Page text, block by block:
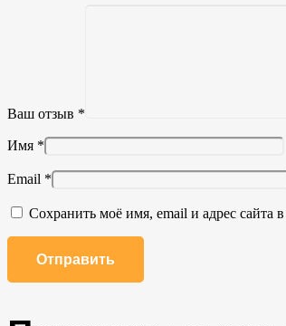
Ваш отзыв *
Имя *
Email *
Сохранить моё имя, email и адрес сайта